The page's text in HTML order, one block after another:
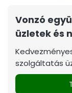
Vonzó
üzletek és
szolgáltatás